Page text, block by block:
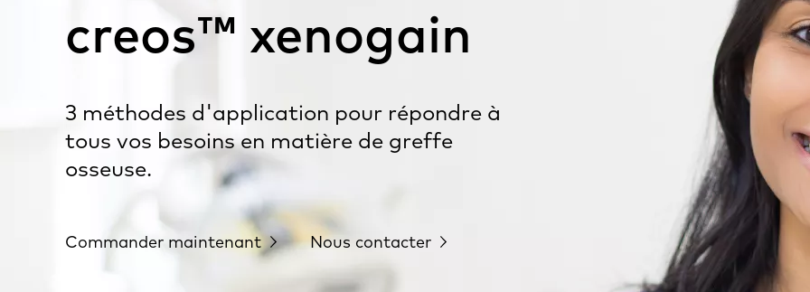
creos™ xenogain
3 méthodes d'application pour répondre à
tous vos besoins en matière de greffe
osseuse.
Commander maintenant Nous contacter